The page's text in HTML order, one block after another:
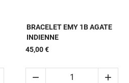
BRACELET EMY 1B AGATE
INDIENNE
45,00 €

